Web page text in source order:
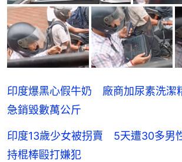
印度爆黑心假牛奶 廠商加尿素洗
急銷毀數萬公斤
印度13歲少女被拐賣 5天遭30多男
持棍棒毆打嫌犯